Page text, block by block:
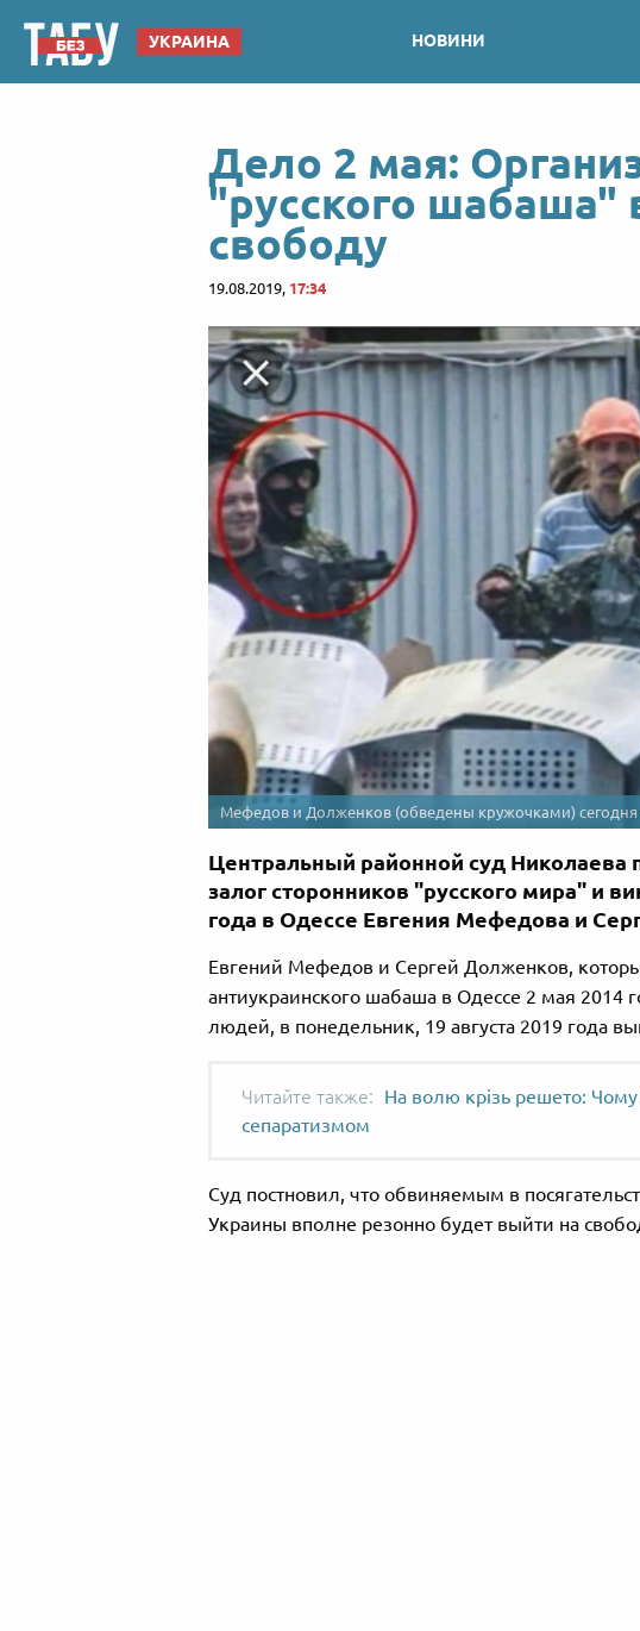
УКРАИНА НОВИНИ
Дело 2 мая:
"русского шабаша"
свободу
19.08.2019, 17:34
Мефедов и Долженков (обведены кружочками)
Центральный районной суд Николаева
залог сторонников "русского мира" и
года в Одессе Евгения Мефедова и
Евгений Мефедов и Сергей Долженков,
антиукраинского шабаша в Одессе 2 мая 2014
людей, в понедельник, 19 августа 2019 года
На волю крізь решето:
сепаратизмом
Суд постновил, что обвиняемым в
Украины вполне резонно будет выйти на